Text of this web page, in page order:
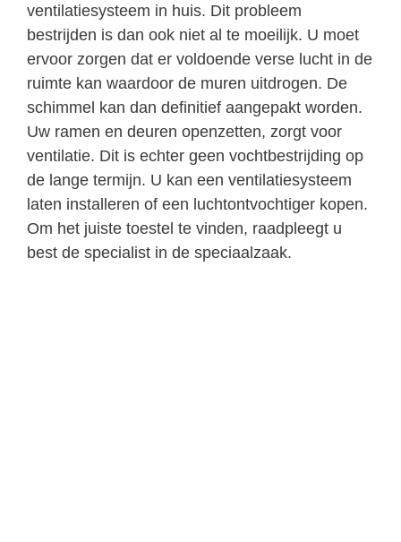
ventilatiesysteem in huis. Dit probleem
bestrijden is dan ook niet al te moeilijk. U moet
ervoor zorgen dat er voldoende verse lucht in de
ruimte kan waardoor de muren uitdrogen. De
schimmel kan dan definitief aangepakt worden.
Uw ramen en deuren openzetten, zorgt voor
ventilatie. Dit is echter geen vochtbestrijding op
de lange termijn. U kan een ventilatiesysteem
laten installeren of een luchtontvochtiger kopen.
Om het juiste toestel te vinden, raadpleegt u
best de specialist in de speciaalzaak.